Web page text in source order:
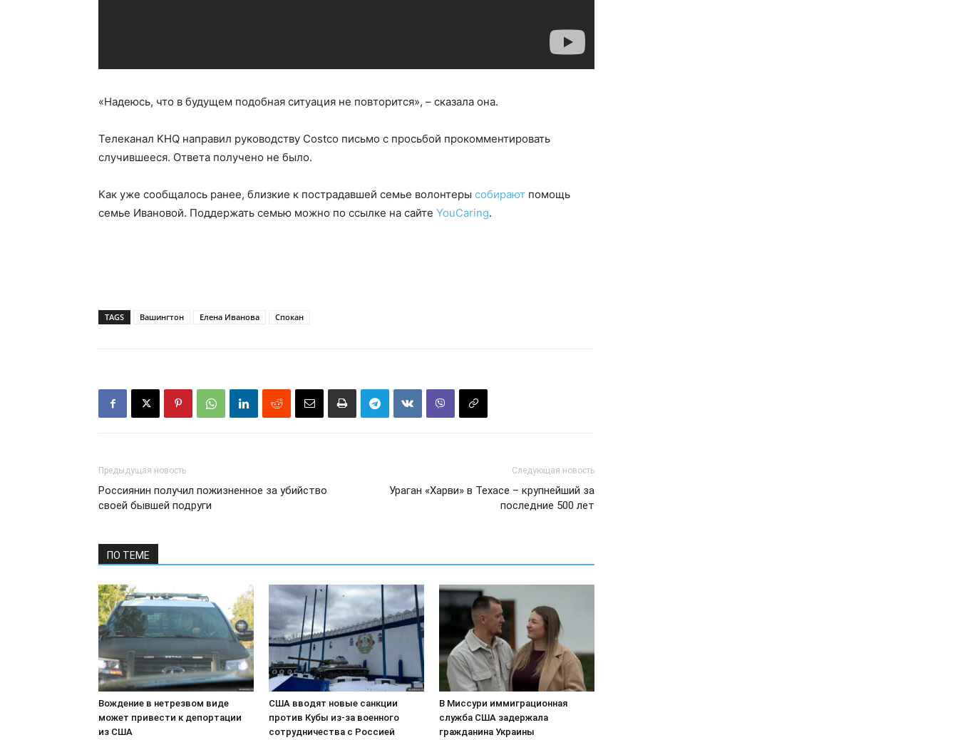
«Надеюсь, что в будущем подобная ситуация не повторится», – сказала она.
Телеканал KHQ направил руководству Costco письмо с просьбой прокомментировать
случившееся. Ответа получено не было.
Как уже сообщалось ранее, близкие к пострадавшей семье волонтеры собирают помощь
семье Ивановой. Поддержать семью можно по ссылке на сайте YouCaring.
TAGS Вашингтон Елена Иванова Спокан
Предыдущая новость
Россиянин получил пожизненное за убийство
своей бывшей подруги
Следующая новость
Ураган «Харви» в Техасе – крупнейший за
последние 500 лет
ПО ТЕМЕ
Вождение в нетрезвом виде
может привести к депортации
из США
США вводят новые санкции
против Кубы из-за военного
сотрудничества с Россией
В Миссури иммиграционная
служба США задержала
гражданина Украины